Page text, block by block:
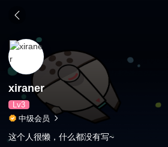
xiraner
Lv3
中级会员
这个人很懒，什么都没有写~